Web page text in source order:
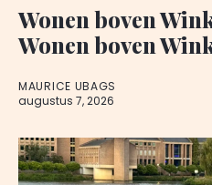
Wonen boven
Wonen boven
MAURICE UBAGS
augustus 7, 2026